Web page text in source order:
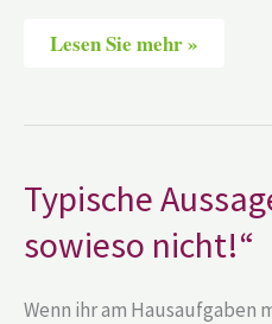
Lesen Sie mehr »
Typische
sowieso nicht!“
Wenn ihr am Hausaufgaben
Typische
Aussage:
„Das
kann
ich
nicht!“